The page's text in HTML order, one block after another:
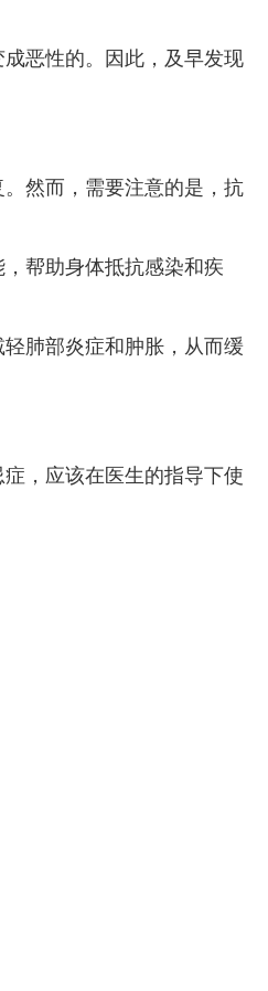
恶性的。因此，及早发现
然而，需要注意的是，抗
帮助身体抵抗感染和疾
肺部炎症和肿胀，从而缓
，应该在医生的指导下使